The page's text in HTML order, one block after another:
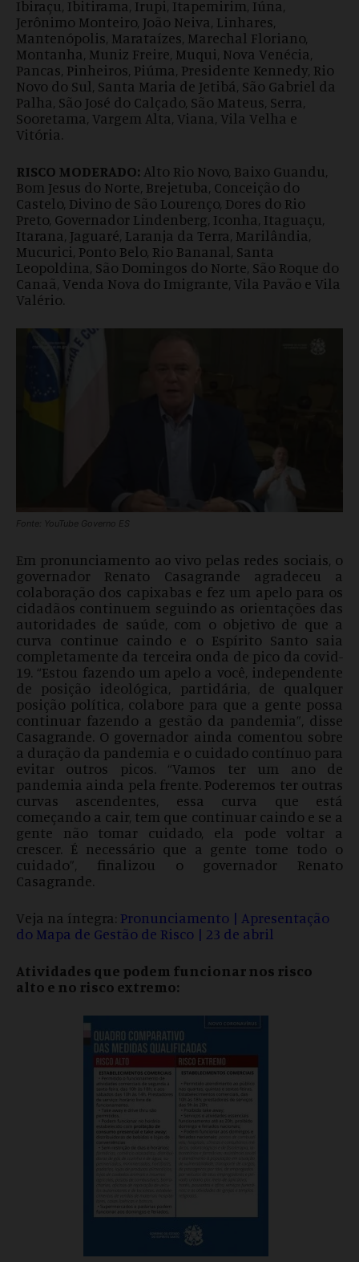
Ibiraçu, Ibitirama, Irupi, Itapemirim, Iúna,
Jerônimo Monteiro, João Neiva, Linhares,
Mantenópolis, Marataízes, Marechal Floriano,
Montanha, Muniz Freire, Muqui, Nova Venécia,
Pancas, Pinheiros, Piúma, Presidente Kennedy, Rio
Novo do Sul, Santa Maria de Jetibá, São Gabriel da
Palha, São José do Calçado, São Mateus, Serra,
Sooretama, Vargem Alta, Viana, Vila Velha e
Vitória.
RISCO MODERADO: Alto Rio Novo, Baixo Guandu,
Bom Jesus do Norte, Brejetuba, Conceição do
Castelo, Divino de São Lourenço, Dores do Rio
Preto, Governador Lindenberg, Iconha, Itaguaçu,
Itarana, Jaguaré, Laranja da Terra, Marilândia,
Mucurici, Ponto Belo, Rio Bananal, Santa
Leopoldina, São Domingos do Norte, São Roque do
Canaã, Venda Nova do Imigrante, Vila Pavão e Vila
Valério.
Fonte: YouTube Governo ES
Em pronunciamento ao vivo pelas redes sociais, o
governador Renato Casagrande agradeceu a
colaboração dos capixabas e fez um apelo para os
cidadãos continuem seguindo as orientações das
autoridades de saúde, com o objetivo de que a
curva continue caindo e o Espírito Santo saia
completamente da terceira onda de pico da covid-
19. “Estou fazendo um apelo a você, independente
de posição ideológica, partidária, de qualquer
posição política, colabore para que a gente possa
continuar fazendo a gestão da pandemia”, disse
Casagrande. O governador ainda comentou sobre
a duração da pandemia e o cuidado contínuo para
evitar outros picos. “Vamos ter um ano de
pandemia ainda pela frente. Poderemos ter outras
curvas ascendentes, essa curva que está
começando a cair, tem que continuar caindo e se a
gente não tomar cuidado, ela pode voltar a
crescer. É necessário que a gente tome todo o
cuidado”, finalizou o governador Renato
Casagrande.
Veja na íntegra: Pronunciamento | Apresentação
do Mapa de Gestão de Risco | 23 de abril
Atividades que podem funcionar nos risco
alto e no risco extremo: